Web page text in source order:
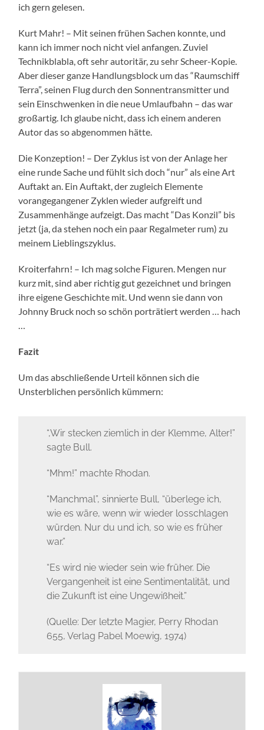
ich gern gelesen.
Kurt Mahr! – Mit seinen frühen Sachen konnte, und
kann ich immer noch nicht viel anfangen. Zuviel
Technikblabla, oft sehr autoritär, zu sehr Scheer-Kopie.
Aber dieser ganze Handlungsblock um das “Raumschiff
Terra”, seinen Flug durch den Sonnentransmitter und
sein Einschwenken in die neue Umlaufbahn – das war
großartig. Ich glaube nicht, dass ich einem anderen
Autor das so abgenommen hätte.
Die Konzeption! – Der Zyklus ist von der Anlage her
eine runde Sache und fühlt sich doch “nur” als eine Art
Auftakt an. Ein Auftakt, der zugleich Elemente
vorangegangener Zyklen wieder aufgreift und
Zusammenhänge aufzeigt. Das macht “Das Konzil” bis
jetzt (ja, da stehen noch ein paar Regalmeter rum) zu
meinem Lieblingszyklus.
Kroiterfahrn! – Ich mag solche Figuren. Mengen nur
kurz mit, sind aber richtig gut gezeichnet und bringen
ihre eigene Geschichte mit. Und wenn sie dann von
Johnny Bruck noch so schön porträtiert werden … hach
Fazit
Um das abschließende Urteil können sich die
Unsterblichen persönlich kümmern:
“,Wir stecken ziemlich in der Klemme, Alter!”
sagte Bull.
“Mhm!” machte Rhodan.
“Manchmal”, sinnierte Bull, “überlege ich,
wie es wäre, wenn wir wieder losschlagen
würden. Nur du und ich, so wie es früher
war.”
“Es wird nie wieder sein wie früher. Die
Vergangenheit ist eine Sentimentalität, und
die Zukunft ist eine Ungewißheit.”
(Quelle: Der letzte Magier, Perry Rhodan
655, Verlag Pabel Moewig, 1974)